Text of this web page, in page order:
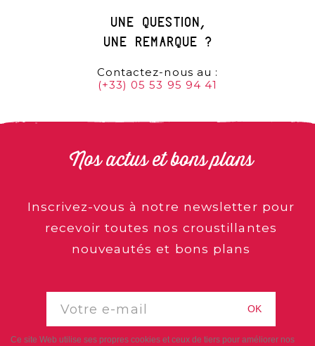
une question,
une remarque ?
Contactez-nous au :
(+33) 05 53 95 94 41
Nos actus et bons plans
Inscrivez-vous à notre newsletter pour
recevoir toutes nos croustillantes
nouveautés et bons plans
OK
Ce site Web utilise ses propres cookies et ceux de tiers pour améliorer nos